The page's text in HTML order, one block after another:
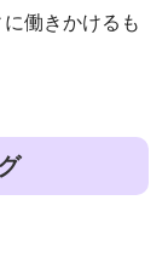
働きかけるも